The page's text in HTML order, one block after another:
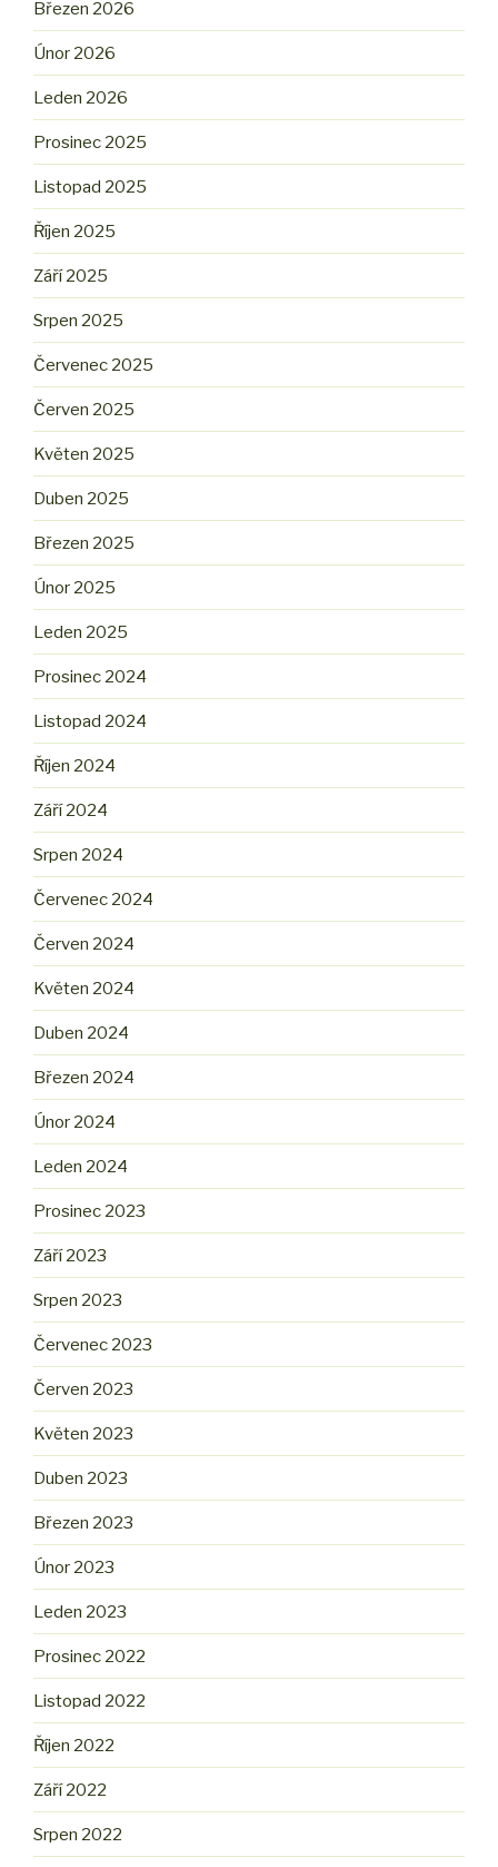
Březen 2026
Únor 2026
Leden 2026
Prosinec 2025
Listopad 2025
Říjen 2025
Září 2025
Srpen 2025
Červenec 2025
Červen 2025
Květen 2025
Duben 2025
Březen 2025
Únor 2025
Leden 2025
Prosinec 2024
Listopad 2024
Říjen 2024
Září 2024
Srpen 2024
Červenec 2024
Červen 2024
Květen 2024
Duben 2024
Březen 2024
Únor 2024
Leden 2024
Prosinec 2023
Září 2023
Srpen 2023
Červenec 2023
Červen 2023
Květen 2023
Duben 2023
Březen 2023
Únor 2023
Leden 2023
Prosinec 2022
Listopad 2022
Říjen 2022
Září 2022
Srpen 2022